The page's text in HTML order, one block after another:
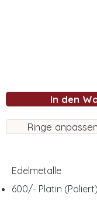
In den
Ringe
Edelmetalle
600/- Platin (Poliert)